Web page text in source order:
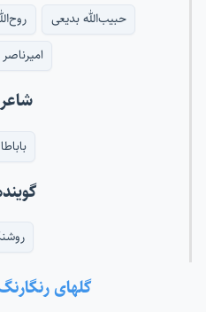
حبیب‌الله بدیعی
گلهای رنگارنگ ۲۴۹ -